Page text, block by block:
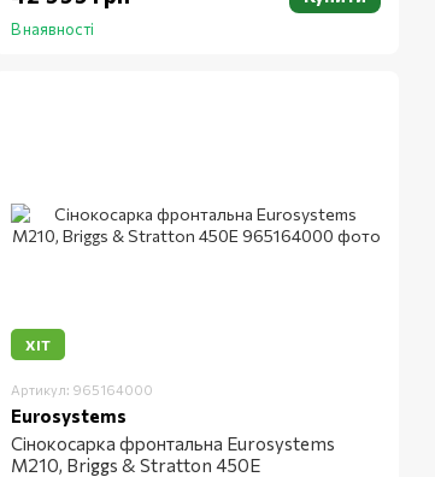
В наявності
ХІТ
Артикул: 965164000
Eurosystems
Сінокосарка фронтальна Eurosystems
M210, Briggs & Stratton 450E